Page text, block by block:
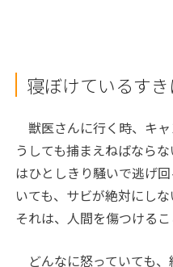
寝ぼけているす
獣医さんに行く時、キ
うしても捕まえねばなら
はひとしきり騒いで逃げ
いても、サビが絶対にしな
それは、人間を傷つけるこ
どんなに怒っていても